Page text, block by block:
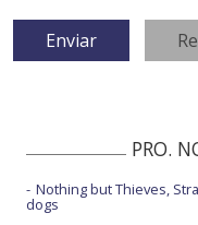
PRO.
Nothing but Thieves,
dogs